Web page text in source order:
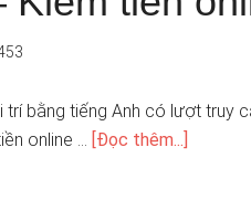
bằng tiếng Anh có lượt truy
online … [Đọc thêm...]